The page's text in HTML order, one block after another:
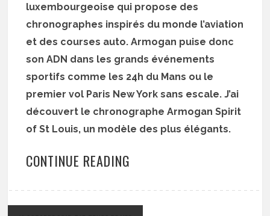
luxembourgeoise qui propose des
chronographes inspirés du monde l’aviation
et des courses auto. Armogan puise donc
son ADN dans les grands événements
sportifs comme les 24h du Mans ou le
premier vol Paris New York sans escale. J’ai
découvert le chronographe Armogan Spirit
of St Louis, un modèle des plus élégants.
CONTINUE READING